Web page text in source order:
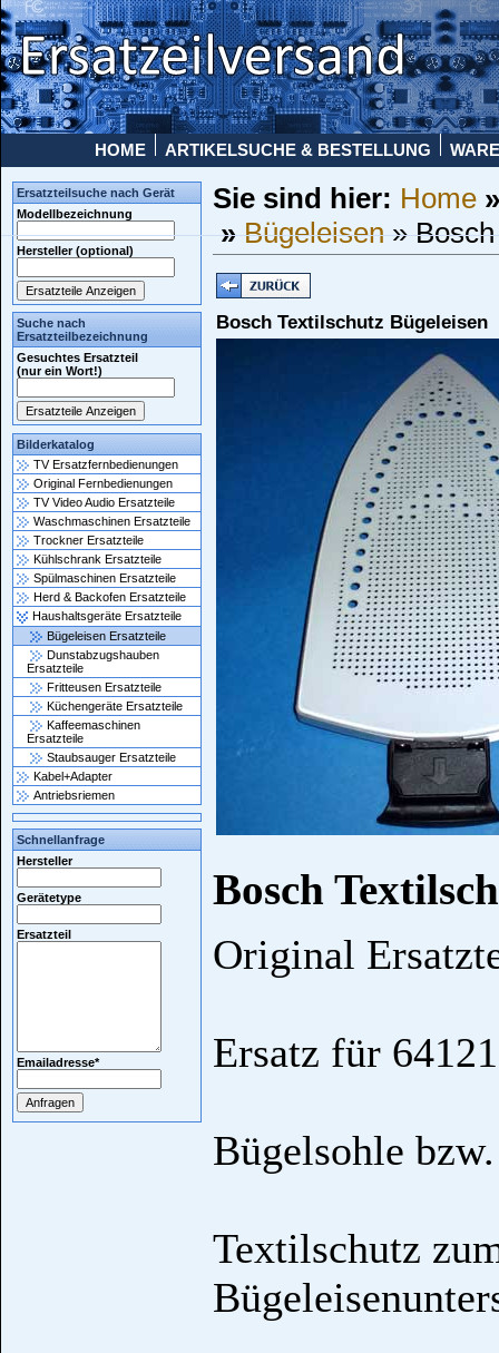
HOME ARTIKELSUCHE & BESTELLUNG
Ersatzteilsuche nach Gerät
Modellbezeichnung
Hersteller (optional)
Suche nach
Ersatzteilbezeichnung
Gesuchtes Ersatzteil
(nur ein Wort!)
Bilderkatalog
TV Ersatzfernbedienungen
Original Fernbedienungen
TV Video Audio Ersatzteile
Waschmaschinen Ersatzteile
Trockner Ersatzteile
Kühlschrank Ersatzteile
Spülmaschinen Ersatzteile
Herd & Backofen Ersatzteile
Haushaltsgeräte Ersatzteile
Bügeleisen Ersatzteile
Dunstabzugshauben
Ersatzteile
Fritteusen Ersatzteile
Küchengeräte Ersatzteile
Kaffeemaschinen
Ersatzteile
Staubsauger Ersatzteile
Kabel+Adapter
Antriebsriemen
Schnellanfrage
Hersteller
Gerätetype
Ersatzteil
Emailadresse*
Sie sind hier: Home
»Bügeleisen»
Bosch Textilschutz Bügeleisen
Bosch
Original
Ersatz für
Bügelsohle
Textilschutz